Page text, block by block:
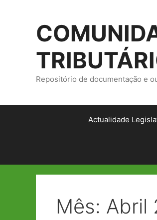
Repositório de documentação e
Actualidade
Mês: Abril